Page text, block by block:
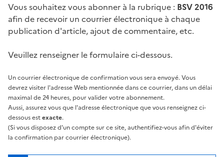
Vous souhaitez vous abonner à la rubrique : BSV 2016
afin de recevoir un courrier électronique à chaque
publication d'article, ajout de commentaire, etc.
Veuillez renseigner le formulaire ci-dessous.
Un courrier électronique de confirmation vous sera envoyé. Vous
devrez visiter l'adresse Web mentionnée dans ce courrier, dans un délai
maximal de 24 heures, pour valider votre abonnement.
Aussi, assurez vous que l'adresse électronique que vous renseignez ci-
dessous estexacte.
(Si vous disposez d'un compte sur ce site, authentifiez-vous afin d'éviter
la confirmation par courrier électronique).